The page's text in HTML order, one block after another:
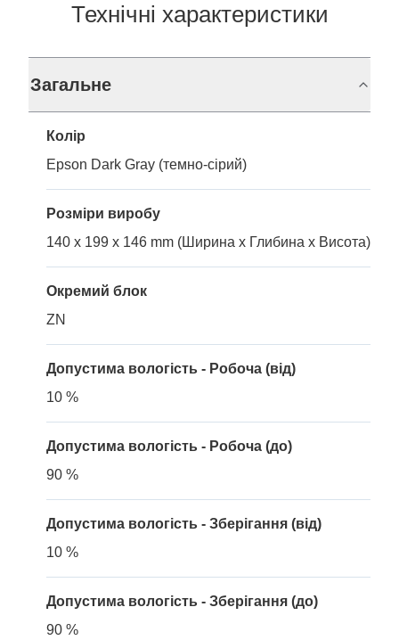
Технічні характеристики
Загальне
Колір
Epson Dark Gray (темно-сірий)
Розміри виробу
140 x 199 x 146 mm (Ширина x Глибина x Висота)
Окремий блок
ZN
Допустима вологість - Робоча (від)
10 %
Допустима вологість - Робоча (до)
90 %
Допустима вологість - Зберігання (від)
10 %
Допустима вологість - Зберігання (до)
90 %